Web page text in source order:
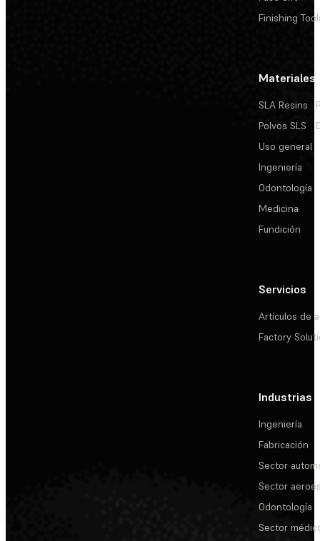
Finishing
Materiales
SLA Resins
Polvos SLS
Uso general
Ingeniería
Odontología
Medicina
Fundición
Servicios
Artículos de
Factory
Industrias
Ingeniería
Fabricación
Sector
Sector
Odontología
Sector